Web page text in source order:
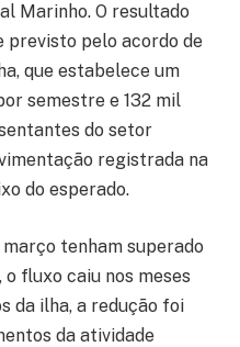
Marinho. O resultado
previsto pelo acordo de
que estabelece um
semestre e 132 mil
do setor
registrada na
do esperado.
tenham superado
o fluxo caiu nos meses
da ilha, a redução foi
da atividade